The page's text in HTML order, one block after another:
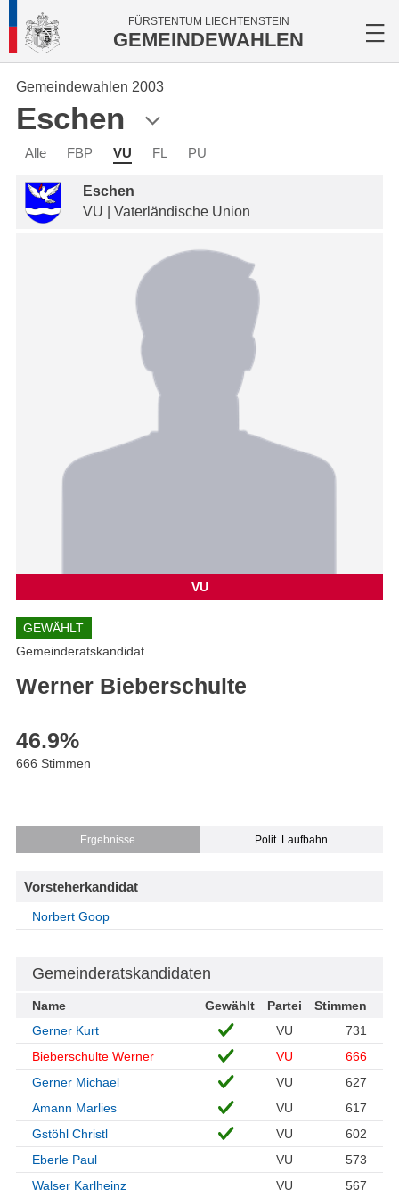
FÜRSTENTUM LIECHTENSTEIN
GEMEINDEWAHLEN
Gemeindewahlen 2003
Eschen
Alle FBP VU FL PU
Eschen
VU | Vaterländische Union
VU
GEWÄHLT
Gemeinderatskandidat
Werner Bieberschulte
46.9%
666 Stimmen
Ergebnisse Polit. Laufbahn
Vorsteherkandidat
Norbert Goop
Gemeinderatskandidaten
Name Gewählt Partei
Stimmen
Gerner Kurt
VU
731
Bieberschulte Werner
VU
666
Gerner Michael
VU
627
Amann Marlies
VU
617
Gstöhl Christl
VU
602
Eberle Paul
VU
573
Walser Karlheinz
VU 567